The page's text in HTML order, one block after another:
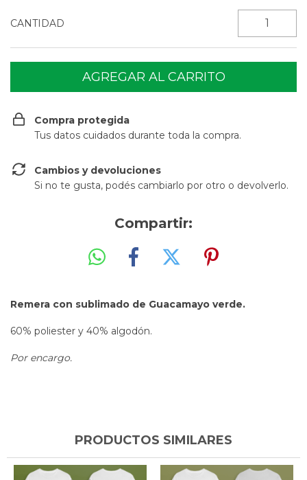
CANTIDAD
Compra protegida
Tus datos cuidados durante toda la compra.
Cambios y devoluciones
Si no te gusta, podés cambiarlo por otro o devolverlo.
Compartir:
Remera con sublimado de Guacamayo verde.
60% poliester y 40% algodón.
Por encargo.
PRODUCTOS SIMILARES